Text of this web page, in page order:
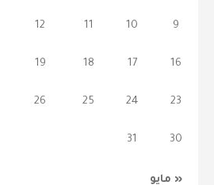
« مايو
9
10
11
12
16
17
18
19
23
24
25
26
30
31